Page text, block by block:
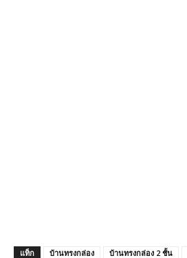
แท็ก บ้านทรงกล่อง บ้านทรงกล่อง 2 ชั้น